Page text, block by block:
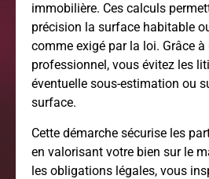
immobilière. Ces calculs
précision la surface habitable
comme exigé par la loi. Grâce
professionnel, vous évitez les
éventuelle sous-estimation ou
surface.
Cette démarche sécurise les
en valorisant votre bien sur le
les obligations légales, vous